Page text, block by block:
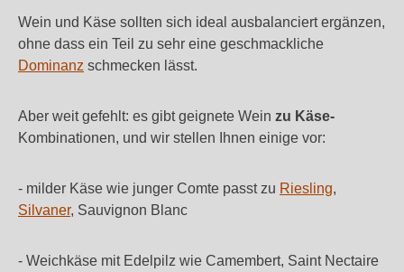
Wein und Käse sollten sich ideal ausbalanciert ergänzen,
ohne dass ein Teil zu sehr eine geschmackliche
Dominanz schmecken lässt.
Aber weit gefehlt: es gibt geignete Wein zu Käse-
Kombinationen, und wir stellen Ihnen einige vor:
- milder Käse wie junger Comte passt zu Riesling,
Silvaner, Sauvignon Blanc
- Weichkäse mit Edelpilz wie Camembert, Saint Nectaire